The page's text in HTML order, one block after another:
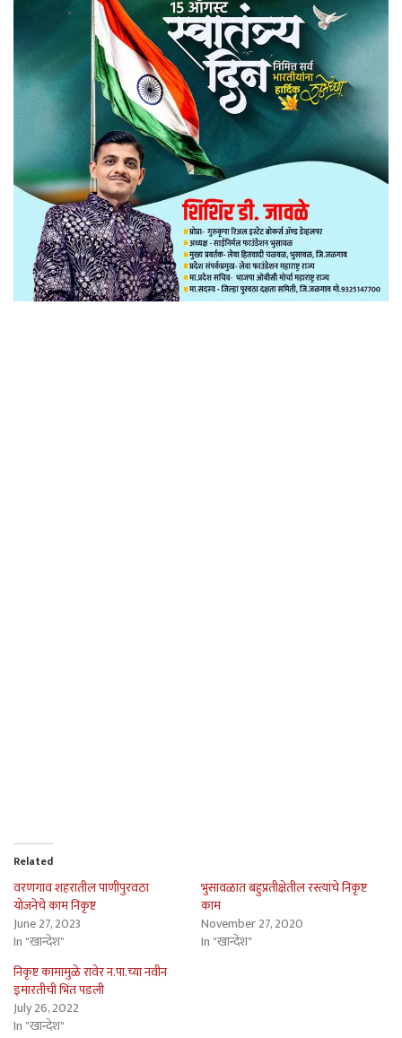
Related
वरणगाव शहरातील पाणीपुरवठा
योजनेचे काम निकृष्ट
June 27, 2023
In "खान्देश"
भुसावळात बहुप्रतीक्षेतील रस्त्यांचे निकृष्ट
काम
November 27, 2020
In "खान्देश"
निकृष्ट कामामुळे रावेर न.पा.च्या नवीन
इमारतीची भिंत पडली
July 26, 2022
In "खान्देश"